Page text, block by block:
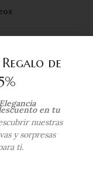
de
en tu
nuestras
y sorpresas
ti.